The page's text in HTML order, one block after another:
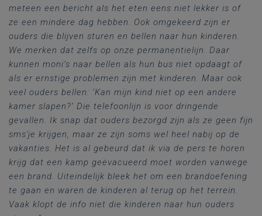
meteen een bericht als het eten eens niet lekker is of
ze een mindere dag hebben. Ook omgekeerd zijn er
ouders die blijven sturen en bellen naar hun kinderen.
We merken dat zelfs op onze permanentielijn. Daar
kunnen moni’s naar bellen als hun bus niet opdaagt of
als er ernstige problemen zijn met kinderen. Maar ook
veel ouders bellen: ‘Kan mijn kind niet op een andere
kamer slapen?’ Die telefoonlijn is voor dringende
gevallen. Ik snap dat ouders bezorgd zijn als ze geen fijn
sms'je krijgen, maar ze zijn soms wel heel nabij op de
vakanties. Het is al gebeurd dat ik via de pers te horen
krijg dat een kamp geëvacueerd moet worden vanwege
een brand. Uiteindelijk bleek het om een brandoefening
te gaan en waren de kinderen al terug op het terrein.
Vaak klopt de info niet die kinderen naar hun ouders